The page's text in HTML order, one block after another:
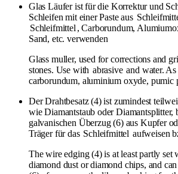
Glas Läufer ist für die Korrektur und
Schleifen mit einer Paste aus
Schleifmittel , Carborundum,
Sand, etc. verwenden
Glass muller, used for corrections and
stones. Use with abrasive and water. As
carborundum, aluminium oxyde, pumic
Der Drahtbesatz (4) ist zumindest
wie Diamantstaub oder Diamantsplitter,
galvanischen Überzug (6) aus Kupfer
Träger für das Schleifmittel aufweisen
The wire edging (4) is at least partly set
diamond dust or diamond chips, and